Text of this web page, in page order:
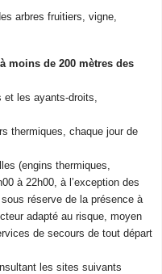
arbres fruitiers, vigne,
moins de 200 mètres des
les ayants-droits,
thermiques, chaque jour de
(engins thermiques,
à 22h00, à l’exception des
réserve de la présence à
adapté au risque, moyen
de secours de tout départ
les sites suivants